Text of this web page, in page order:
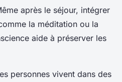
après le séjour, intégrer
la méditation ou la
aide à préserver les
personnes vivent dans des